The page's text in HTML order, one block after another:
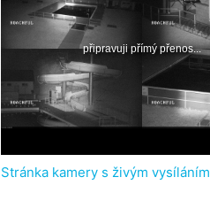
Stránka kamery s živým vysíláním